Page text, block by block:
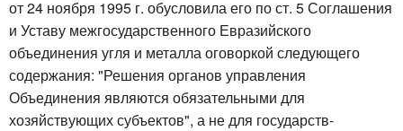
от 24 ноября 1995 г. обусловила его по ст. 5 Соглашения
и Уставу межгосударственного Евразийского
объединения угля и металла оговоркой следующего
содержания: "Решения органов управления
Объединения являются обязательными для
хозяйствующих субъектов", а не для государств-